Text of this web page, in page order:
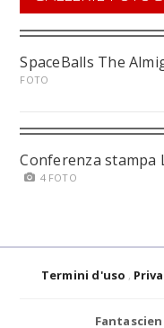
SpaceBalls The
FOTO
Conferenza stampa
4 FOTO
Termini d'uso